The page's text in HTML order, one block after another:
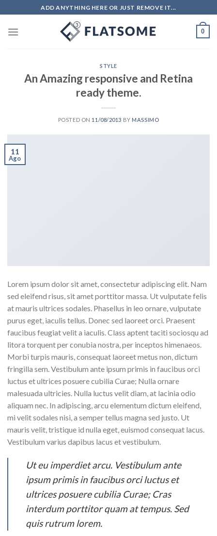
ai
contenuti
ADD ANYTHING HERE OR JUST REMOVE IT...
0
STYLE
An Amazing responsive and Retina
ready theme.
POSTED ON 11/08/2013 BY MASSIMO
11
Ago
Lorem ipsum dolor sit amet, consectetur adipiscing elit. Nam
sed eleifend risus, sit amet porttitor massa. Ut vulputate felis
at mauris ultrices sodales. Phasellus in leo ornare, vulputate
purus eget, iaculis tellus. Donec sed laoreet orci. Praesent
faucibus feugiat velit a iaculis. Class aptent taciti sociosqu ad
litora torquent per conubia nostra, per inceptos himenaeos.
Morbi turpis mauris, consequat laoreet metus non, dictum
fringilla sem. Vestibulum ante ipsum primis in faucibus orci
luctus et ultrices posuere cubilia Curae; Nulla ornare
malesuada ultricies. Nulla luctus velit diam, at lacinia odio
aliquam nec. In adipiscing, arcu elementum dictum eleifend,
mi velit sodales nisi, a semper tellus magna sed justo. Ut
mauris velit, tristique id nulla eget, euismod consequat lacus.
Vestibulum varius dapibus lacus et vestibulum.
Ut eu imperdiet arcu. Vestibulum ante
ipsum primis in faucibus orci luctus et
ultrices posuere cubilia Curae; Cras
interdum porttitor quam at tempus. Sed
quis rutrum lorem.